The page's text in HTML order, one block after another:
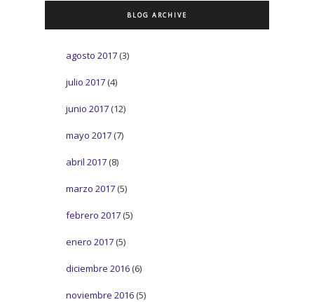
BLOG ARCHIVE
agosto 2017 (3)
julio 2017 (4)
junio 2017 (12)
mayo 2017 (7)
abril 2017 (8)
marzo 2017 (5)
febrero 2017 (5)
enero 2017 (5)
diciembre 2016 (6)
noviembre 2016 (5)